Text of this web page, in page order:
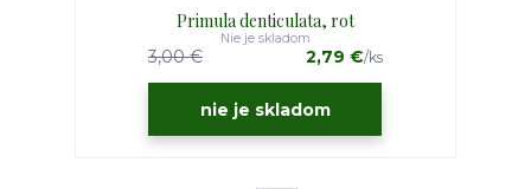
Primula denticulata, rot
3,00 € 2,79 €/ks
Nie je skladom
nie je skladom